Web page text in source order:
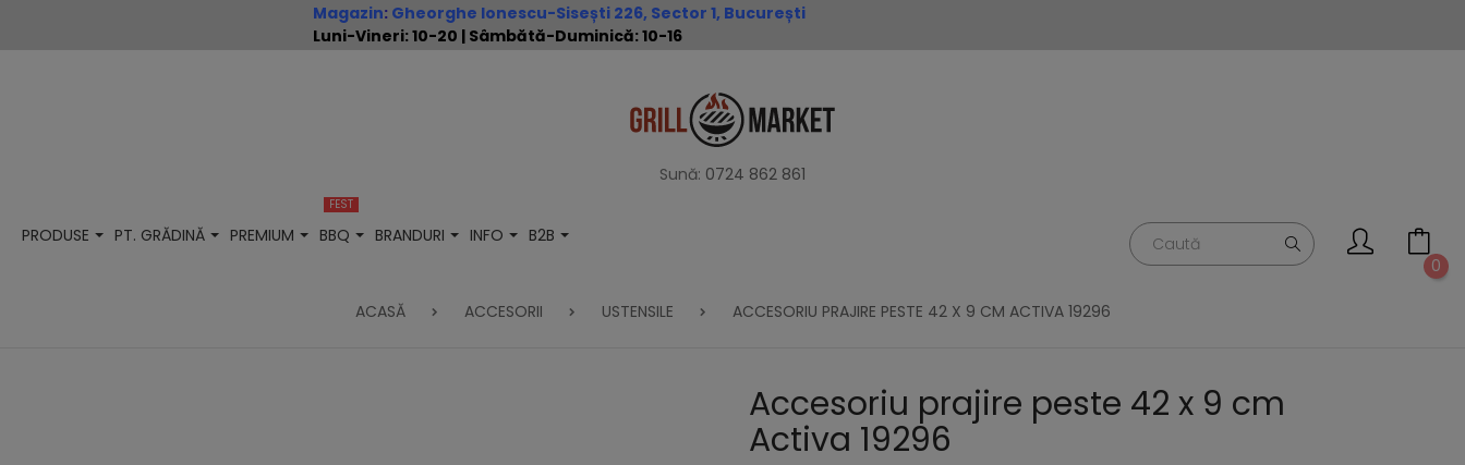
Magazin: Gheorghe Ionescu-Sisești 226, Sector 1, București
Luni-Vineri: 10-20 | Sâmbătă-Duminică: 10-16
Sună: 0724 862 861
PRODUSE PT. GRĂDINĂ PREMIUM BBQ
FEST
BRANDURI INFO
B2B
0
ACASĂ ACCESORII USTENSILE ACCESORIU PRAJIRE PESTE 42 X 9 CM ACTIVA 19296
Accesoriu prajire peste 42 x 9 cm
Activa 19296